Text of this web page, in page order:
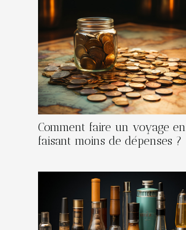
Comment faire un voyage en
faisant moins de dépenses ?